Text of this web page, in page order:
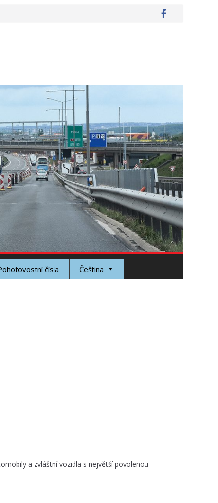
čísla Čeština
a zvláštní vozidla s největší povolenou